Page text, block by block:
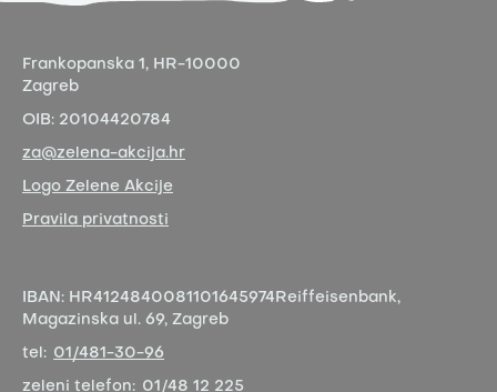
Frankopanska 1, HR-10000
Zagreb
OIB: 20104420784
za@zelena-akcija.hr
Logo Zelene Akcije
Pravila privatnosti
IBAN: HR4124840081101645974 Reiffeisenbank,
Magazinska ul. 69, Zagreb
tel: 01/481-30-96
zeleni telefon: 01/48 12 225